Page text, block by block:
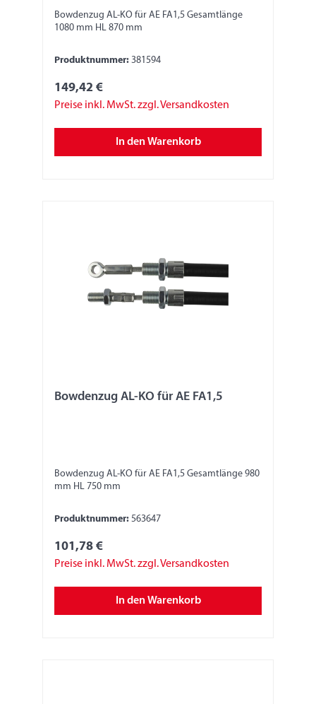
Bowdenzug AL-KO für AE FA1,5 Gesamtlänge
1080 mm HL 870 mm
Produktnummer: 381594
149,42 €
Preise inkl. MwSt. zzgl. Versandkosten
In den Warenkorb
Bowdenzug AL-KO für AE FA1,5
Bowdenzug AL-KO für AE FA1,5 Gesamtlänge 980
mm HL 750 mm
Produktnummer: 563647
101,78 €
Preise inkl. MwSt. zzgl. Versandkosten
In den Warenkorb